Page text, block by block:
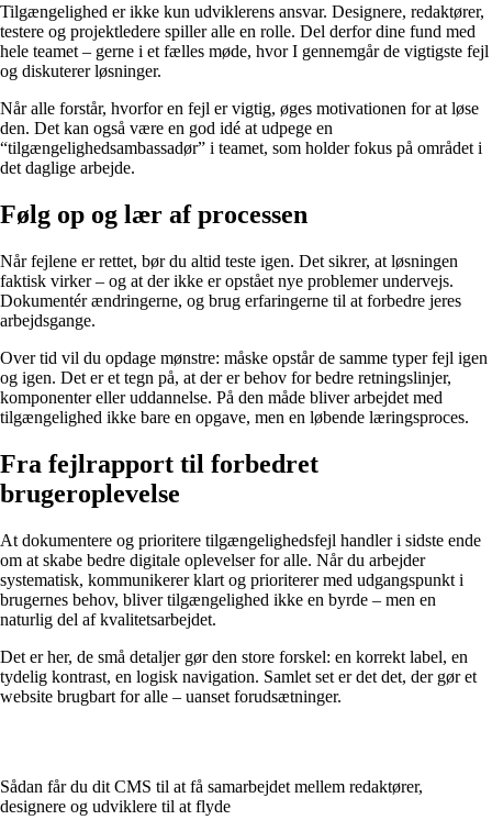
Tilgængelighed er ikke kun udviklerens ansvar. Designere, redaktører,
testere og projektledere spiller alle en rolle. Del derfor dine fund med
hele teamet – gerne i et fælles møde, hvor I gennemgår de vigtigste fejl
og diskuterer løsninger.
Når alle forstår, hvorfor en fejl er vigtig, øges motivationen for at løse
den. Det kan også være en god idé at udpege en
“tilgængelighedsambassadør” i teamet, som holder fokus på området i
det daglige arbejde.
Følg op og lær af processen
Når fejlene er rettet, bør du altid teste igen. Det sikrer, at løsningen
faktisk virker – og at der ikke er opstået nye problemer undervejs.
Dokumentér ændringerne, og brug erfaringerne til at forbedre jeres
arbejdsgange.
Over tid vil du opdage mønstre: måske opstår de samme typer fejl igen
og igen. Det er et tegn på, at der er behov for bedre retningslinjer,
komponenter eller uddannelse. På den måde bliver arbejdet med
tilgængelighed ikke bare en opgave, men en løbende læringsproces.
Fra fejlrapport til forbedret
brugeroplevelse
At dokumentere og prioritere tilgængelighedsfejl handler i sidste ende
om at skabe bedre digitale oplevelser for alle. Når du arbejder
systematisk, kommunikerer klart og prioriterer med udgangspunkt i
brugernes behov, bliver tilgængelighed ikke en byrde – men en
naturlig del af kvalitetsarbejdet.
Det er her, de små detaljer gør den store forskel: en korrekt label, en
tydelig kontrast, en logisk navigation. Samlet set er det det, der gør et
website brugbart for alle – uanset forudsætninger.
Sådan får du dit CMS til at få samarbejdet mellem redaktører,
designere og udviklere til at flyde